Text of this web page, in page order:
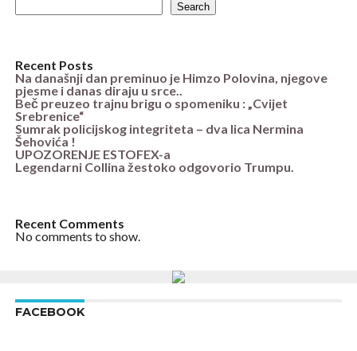
Search
Recent Posts
Na današnji dan preminuo je Himzo Polovina, njegove
pjesme i danas diraju u srce..
Beč preuzeo trajnu brigu o spomeniku : „Cvijet
Srebrenice“
Sumrak policijskog integriteta – dva lica Nermina
Šehovića !
UPOZORENJE ESTOFEX-a
Legendarni Collina žestoko odgovorio Trumpu.
Recent Comments
No comments to show.
FACEBOOK